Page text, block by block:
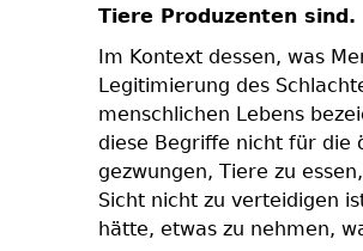
Tiere Produzenten sind.
Im Kontext dessen, was
Legitimierung des
menschlichen Lebens
diese Begriffe nicht für die
gezwungen, Tiere zu
Sicht nicht zu verteidigen
hätte, etwas zu nehmen,